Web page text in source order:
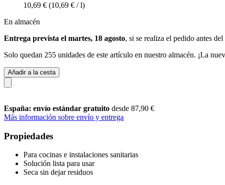
10,69 € (10,69 € / l)
En almacén
Entrega prevista el martes, 18 agosto, si se realiza el pedido antes del
Solo quedan 255 unidades de este artículo en nuestro almacén. ¡La
Añadir a la cesta
España: envío estándar gratuito desde 87,90 €
Más información sobre envío y entrega
Propiedades
Para cocinas e instalaciones sanitarias
Solución lista para usar
Seca sin dejar residuos